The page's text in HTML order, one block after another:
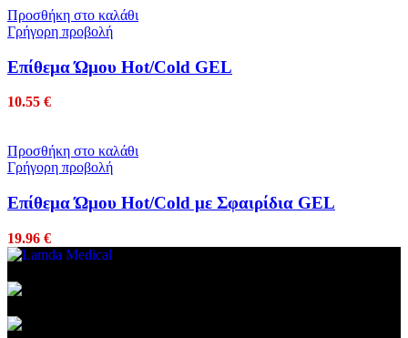
Προσθήκη στο καλάθι
Γρήγορη προβολή
Επίθεμα Ώμου Hot/Cold GEL
10.55 €
Προσθήκη στο καλάθι
Γρήγορη προβολή
Επίθεμα Ώμου Hot/Cold με Σφαιρίδια GEL
19.96 €